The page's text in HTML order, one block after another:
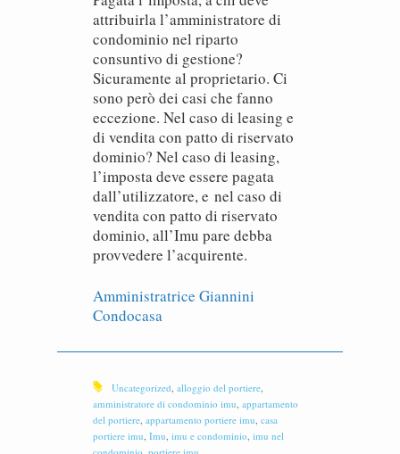
attribuirla l’amministratore di
condominio nel riparto
consuntivo di gestione?
Sicuramente al proprietario. Ci
sono però dei casi che fanno
eccezione. Nel caso di leasing e
di vendita con patto di riservato
dominio? Nel caso di leasing,
l’imposta deve essere pagata
dall’utilizzatore, e nel caso di
vendita con patto di riservato
dominio, all’Imu pare debba
provvedere l’acquirente.
Amministratrice Giannini
Condocasa
Uncategorized, alloggio del portiere,
amministratore di condominio imu, appartamento
del portiere, appartamento portiere imu, casa
portiere imu, Imu, imu e condominio, imu nel